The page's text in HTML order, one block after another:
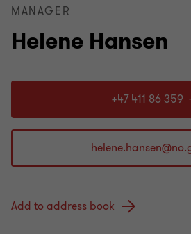
Helene Hansen
MANAGER
+47 411 86 359
Add to address book